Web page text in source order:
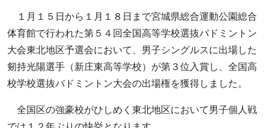
１月１５日から１月１８日まで宮城県総合運動公園総合
体育館で行われた第５４回全国高等学校選抜バドミントン
大会東北地区予選会において、男子シングルスに出場した
剱持光陽選手（新庄東高等学校）が第３位入賞し、全国高
校学校選抜バドミントン大会の出場権を獲得しました。
全国区の強豪校がひしめく東北地区において男子個人戦